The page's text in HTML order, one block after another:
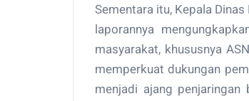
Sementara itu, Kepala
laporannya
masyarakat, khususnya
memperkuat dukungan
menjadi ajang